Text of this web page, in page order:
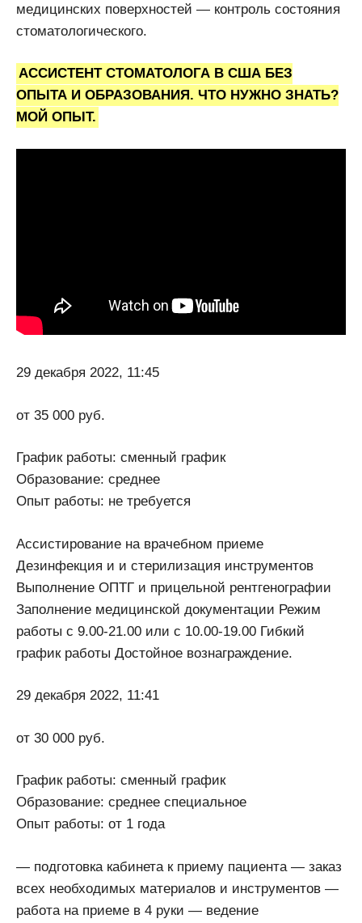
медицинских поверхностей — контроль состояния
стоматологического.
АССИСТЕНТ СТОМАТОЛОГА В США БЕЗ
ОПЫТА И ОБРАЗОВАНИЯ. ЧТО НУЖНО ЗНАТЬ?
МОЙ ОПЫТ.
29 декабря 2022, 11:45
от 35 000 руб.
График работы: сменный график
Образование: среднее
Опыт работы: не требуется
Ассистирование на врачебном приеме
Дезинфекция и и стерилизация инструментов
Выполнение ОПТГ и прицельной рентгенографии
Заполнение медицинской документации Режим
работы с 9.00-21.00 или с 10.00-19.00 Гибкий
график работы Достойное вознаграждение.
29 декабря 2022, 11:41
от 30 000 руб.
График работы: сменный график
Образование: среднее специальное
Опыт работы: от 1 года
— подготовка кабинета к приему пациента — заказ
всех необходимых материалов и инструментов —
работа на приеме в 4 руки — ведение